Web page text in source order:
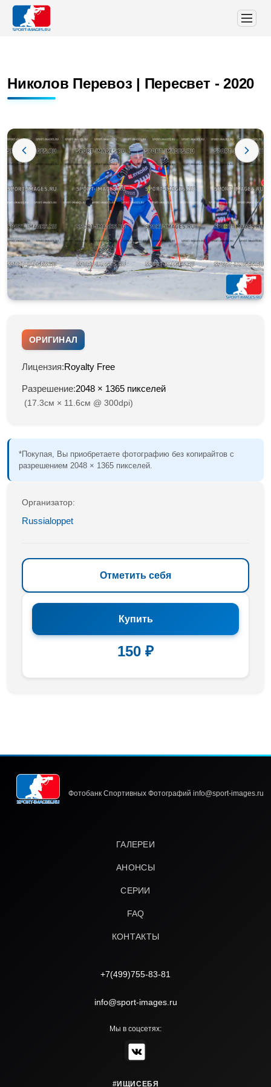
Николов Перевоз | Пересвет - 2020
ОРИГИНАЛ
Лицензия:Royalty Free
Разрешение:2048 × 1365 пикселей
(17.3см × 11.6см @ 300dpi)
*Покупая, Вы приобретаете фотографию без копирайтов с
разрешением 2048 × 1365 пикселей.
Организатор:
Russialoppet
Отметить себя
Купить
150 ₽
Фотобанк Спортивных Фотографий info@sport-images.ru
ГАЛЕРЕИ
АНОНСЫ
СЕРИИ
FAQ
КОНТАКТЫ
+7(499)755-83-81
info@sport-images.ru
Мы в соцсетях:
#ИЩИСЕБЯ